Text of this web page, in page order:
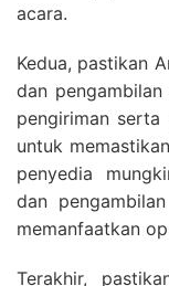
acara.
Kedua, pastikan
dan
pengiriman serta
untuk
penyedia
dan
memanfaatkan
Terakhir,